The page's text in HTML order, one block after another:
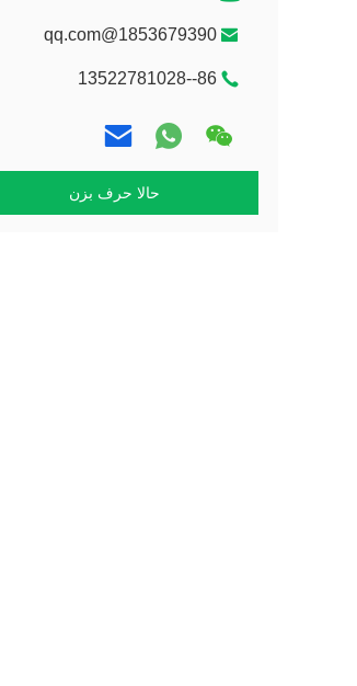
1853679390@qq.com
86--13522781028
حالا حرف بزن